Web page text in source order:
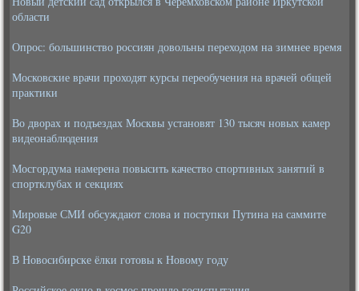
области
Опрос: большинство россиян довольны переходом на зимнее время
Московские врачи проходят курсы переобучения на врачей общей
практики
Во дворах и подъездах Москвы установят 130 тысяч новых камер
видеонаблюдения
Мосгордума намерена повысить качество спортивных занятий в
спортклубах и секциях
Мировые СМИ обсуждают слова и поступки Путина на саммите
G20
В Новосибирске ёлки готовы к Новому году